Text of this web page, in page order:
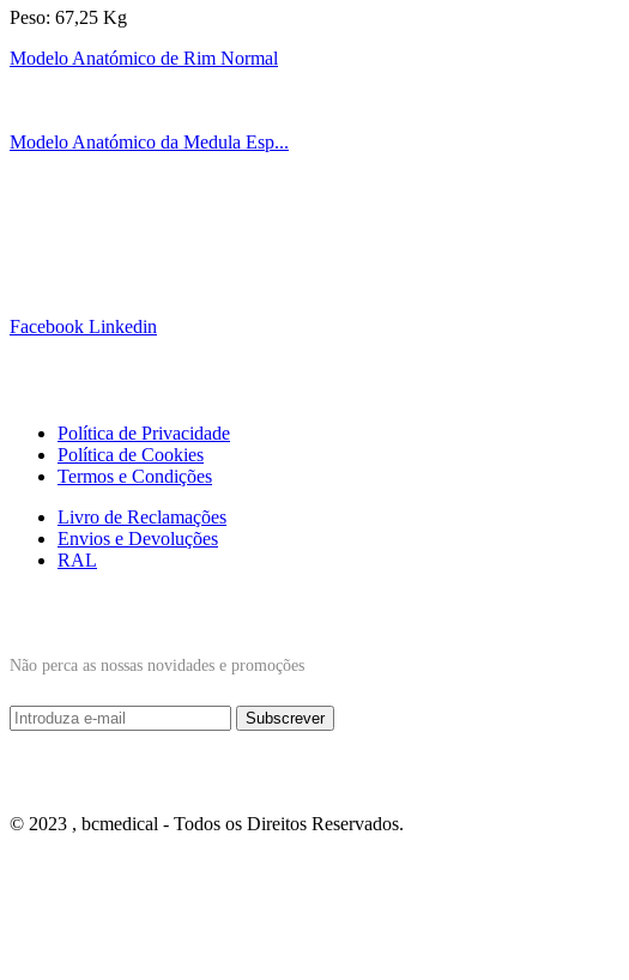
Peso: 67,25 Kg
Modelo Anatómico de Rim Normal
Modelo Anatómico da Medula Esp...
Facebook Linkedin
Política de Privacidade
Política de Cookies
Termos e Condições
Livro de Reclamações
Envios e Devoluções
RAL
Não perca as nossas novidades e promoções
© 2023 , bcmedical - Todos os Direitos Reservados.